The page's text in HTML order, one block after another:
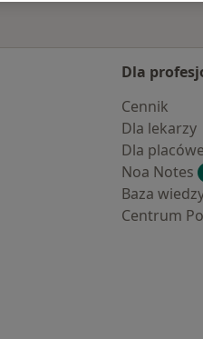
Dla
Cennik
Dla lekarzy
Dla
Noa Notes
Baza
Centrum